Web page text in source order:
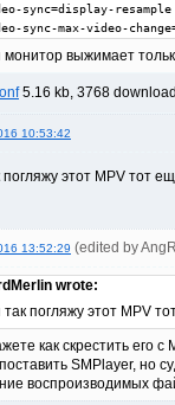
sync=display-resample
sync-max-video-
выжимает
5.16 kb, 3768
10:53:42
погляжу этот MPV тот
13:52:29 (edited by
wrote:
так погляжу этот MPV
как скрестить его
SMPlayer, но
воспроизводимых